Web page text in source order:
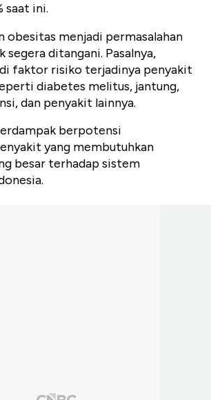
saat ini.
obesitas menjadi permasalahan
segera ditangani. Pasalnya,
faktor risiko terjadinya penyakit
diabetes melitus, jantung,
dan penyakit lainnya.
berpotensi
yang membutuhkan
besar terhadap sistem